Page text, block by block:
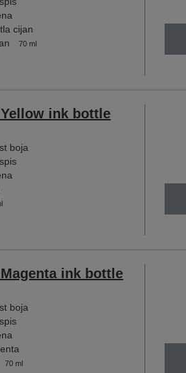
cijan
70 ml
Yellow ink bottle
boja
ink bottle
boja
70 ml